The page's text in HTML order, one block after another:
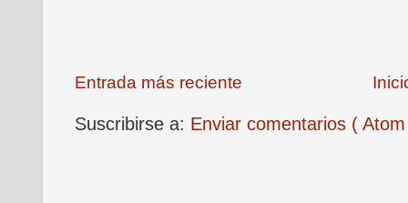
Entrada más reciente
Suscribirse a: Enviar comentarios (